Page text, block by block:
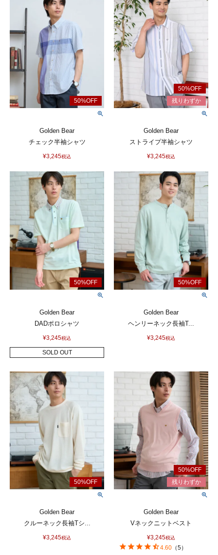
Golden Bear
チェック半袖シャツ
¥3,245税込
Golden Bear
ストライプ半袖シャツ
¥3,245税込
Golden Bear
DADポロシャツ
¥3,245税込
SOLD OUT
Golden Bear
ヘンリーネック長袖T...
¥3,245税込
Golden Bear
クルーネック長袖Tシ...
¥3,245税込
Golden Bear
Vネックニットベスト
¥3,245税込
4.60 （5）